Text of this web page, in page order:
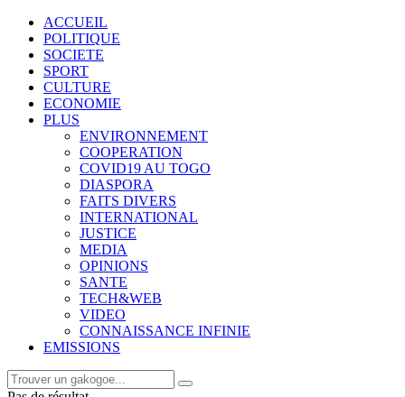
ACCUEIL
POLITIQUE
SOCIETE
SPORT
CULTURE
ECONOMIE
PLUS
ENVIRONNEMENT
COOPERATION
COVID19 AU TOGO
DIASPORA
FAITS DIVERS
INTERNATIONAL
JUSTICE
MEDIA
OPINIONS
SANTE
TECH&WEB
VIDEO
CONNAISSANCE INFINIE
EMISSIONS